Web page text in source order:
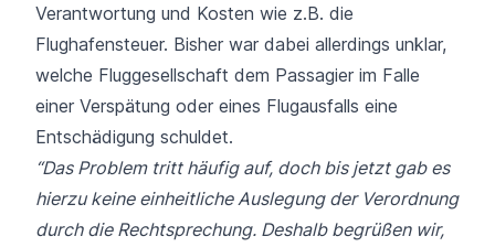
Verantwortung und Kosten wie z.B. die
Flughafensteuer. Bisher war dabei allerdings unklar,
welche Fluggesellschaft dem Passagier im Falle
einer Verspätung oder eines Flugausfalls eine
Entschädigung schuldet.
“Das Problem tritt häufig auf, doch bis jetzt gab es
hierzu keine einheitliche Auslegung der Verordnung
durch die Rechtsprechung. Deshalb begrüßen wir,